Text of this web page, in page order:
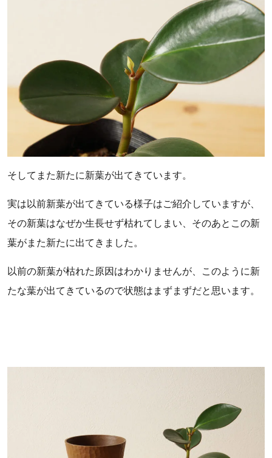
そしてまた新たに新葉が出てきています。
実は以前新葉が出てきている様子はご紹介していますが、
その新葉はなぜか生長せず枯れてしまい、そのあとこの新
葉がまた新たに出てきました。
以前の新葉が枯れた原因はわかりませんが、このように新
たな葉が出てきているので状態はまずまずだと思います。